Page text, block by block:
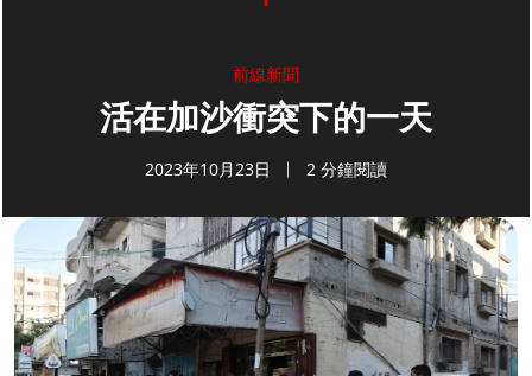
前線新聞
活在加沙衝突下的一天
2023年10月23日 2 分鐘閱讀